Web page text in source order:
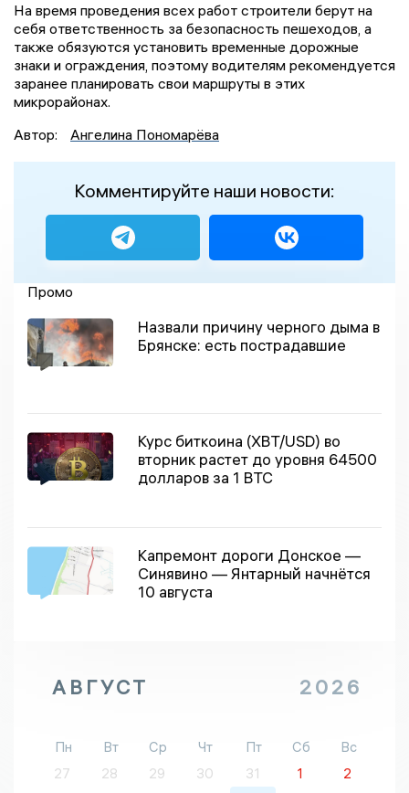
На время проведения всех работ строители берут на
себя ответственность за безопасность пешеходов, а
также обязуются установить временные дорожные
знаки и ограждения, поэтому водителям рекомендуется
заранее планировать свои маршруты в этих
микрорайонах.
Автор:
Ангелина Пономарёва
Комментируйте наши новости:
Промо
Назвали причину черного дыма в
Брянске: есть пострадавшие
Курс биткоина (XBT/USD) во
вторник растет до уровня 64500
долларов за 1 BTC
Капремонт дороги Донское —
Синявино — Янтарный начнётся
10 августа
АВГУСТ 2026
Пн Вт Ср Чт Пт Сб
Вс
27
28 29 30 31 1
2